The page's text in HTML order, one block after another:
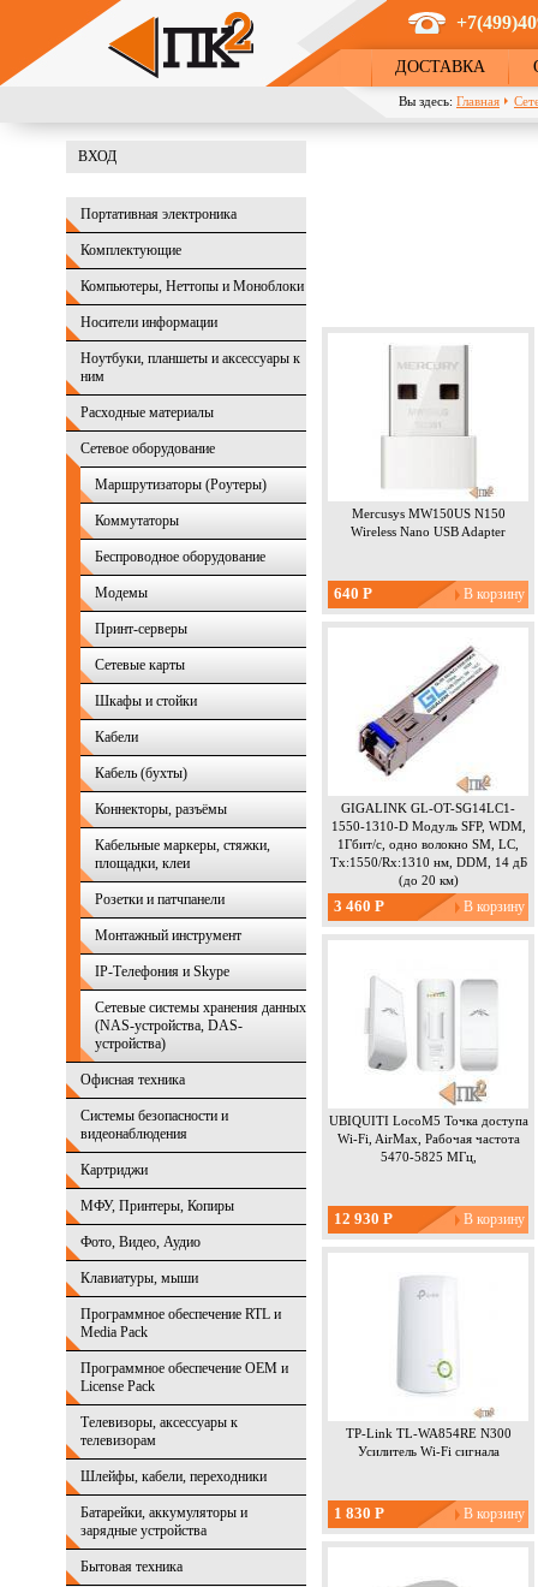
Перейти к основному содержанию
ДОСТАВКА
Вы здесь: Главная
ВХОД
Портативная электроника
Комплектующие
Компьютеры, Неттопы и Моноблоки
Носители информации
Ноутбуки, планшеты и аксессуары к
ним
Расходные материалы
Сетевое оборудование
Маршрутизаторы (Роутеры)
Коммутаторы
Беспроводное оборудование
Модемы
Принт-серверы
Сетевые карты
Шкафы и стойки
Кабели
Кабель (бухты)
Коннекторы, разъёмы
Кабельные маркеры, стяжки,
площадки, клеи
Розетки и патчпанели
Монтажный инcтрумент
IP-Телефония и Skype
Сетевые системы хранения данных
(NAS-устройства, DAS-
устройства)
Офисная техника
Системы безопасности и
видеонаблюдения
Картриджи
МФУ, Принтеры, Копиры
Фото, Видео, Аудио
Клавиатуры, мыши
Программное обеспечение RTL и
Media Pack
Программное обеспечение OEM и
License Pack
Телевизоры, аксессуары к
телевизорам
Шлейфы, кабели, переходники
Батарейки, аккумуляторы и
зарядные устройства
Бытовая техника
Mercusys MW150US N150
Wireless Nano USB Adapter
640 Р
GIGALINK GL-OT-SG14LC1-
1550-1310-D Модуль SFP, WDM,
1Гбит/c, одно волокно SM, LC,
Tx:1550/Rx:1310 нм, DDM, 14 дБ
(до 20 км)
3 460 Р
UBIQUITI LocoM5 Точка доступа
Wi-Fi, AirMax, Рабочая частота
5470-5825 МГц,
12 930 Р
TP-Link TL-WA854RE N300
Усилитель Wi-Fi сигнала
1 830 Р